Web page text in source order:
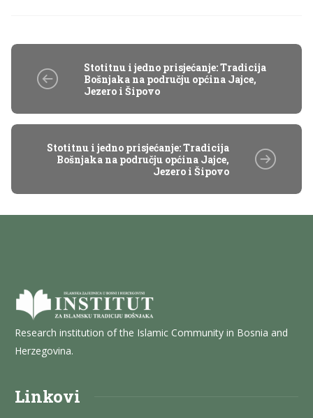
Stotitnu i jedno prisjećanje: Tradicija
Bošnjaka na području općina Jajce,
Jezero i Šipovo
Stotitnu i jedno prisjećanje: Tradicija
Bošnjaka na području općina Jajce,
Jezero i Šipovo
Research institution of the Islamic Community in Bosnia and
Herzegovina.
Linkovi